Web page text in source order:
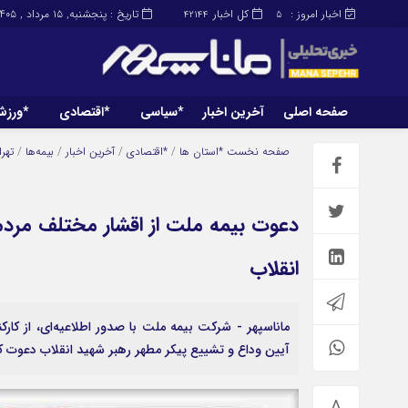
کل اخبار 42144 اخبار امروز : 5 تاریخ : پنجشنبه, ۱۵ مرداد , ۱۴۰۵
صفحه اصلی آخرین اخبار *سیاسی *اقتصادی
صفحه اصلی آخرین اخبار صفحه نخست *استان ها / *اقتصادی / آخرین اخبار / بیمه‌ها /
دعوت بیمه ملت از اقشار مختلف
انقلاب
ماناسپهر - شرکت بیمه ملت با صدور اطلاعیه‌ای، از
آیین وداع و تشییع پیکر مطهر رهبر شهید انقلاب دعوت